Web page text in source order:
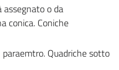
assegnato o da
conica. Coniche
Quadriche sotto